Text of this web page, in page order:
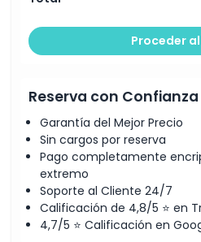
Proceder
Reserva con Confianza
Garantía del Mejor Precio
Sin cargos por reserva
Pago completamente
extremo
Soporte al Cliente 24/7
Calificación de 4,8/5 ⭐ en
4,7/5 ⭐ Calificación en